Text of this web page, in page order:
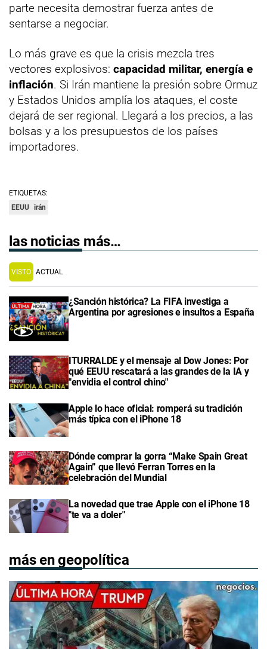
parte necesita demostrar fuerza antes de
sentarse a negociar.
Lo más grave es que la crisis mezcla tres
vectores explosivos: capacidad militar, energía e
inflación. Si Irán mantiene la presión sobre Ormuz
y Estados Unidos amplía los ataques, el coste
dejará de ser regional. Llegará a los precios, a las
bolsas y a los presupuestos de los países
importadores.
ETIQUETAS:
EEUU irán
las noticias más…
VISTO ACTUAL
¿Sanción histórica? La FIFA investiga a
Argentina por agresiones e insultos a España
ITURRALDE y el mensaje al Dow Jones: Por
qué EEUU rescatará a las grandes de la IA y
"envidia el control chino"
Apple lo hace oficial: romperá su tradición
más típica con el iPhone 18
Dónde comprar la gorra “Make Spain Great
Again” que llevó Ferran Torres en la
celebración del Mundial
La novedad que trae Apple con el iPhone 18
"te va a doler"
más en geopolítica